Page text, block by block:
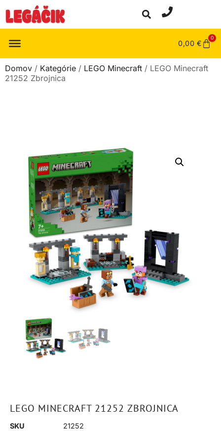
0,00 €
0
Domov / Kategórie / LEGO Minecraft / LEGO Minecraft
21252 Zbrojnica
LEGO MINECRAFT 21252 ZBROJNICA
SKU
21252